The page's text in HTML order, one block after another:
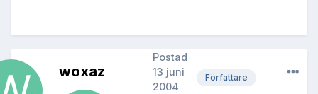
woxaz Författare
Postad
13 juni
2004